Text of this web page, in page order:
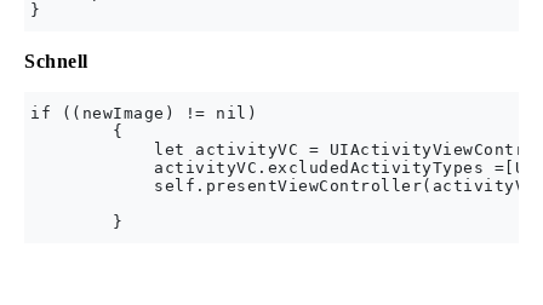
Schnell
if ((newImage) != nil)
        {
let activityVC =
activityVC.excludedActivityTypes